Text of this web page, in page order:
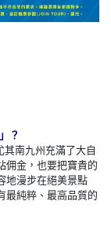
？
南九州充滿了大自
佣金，也要把寶貴的
地漫步在絕美景點
最純粹、最高品質的